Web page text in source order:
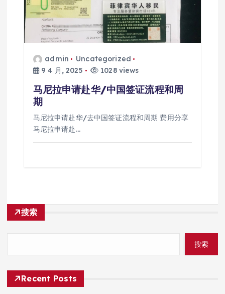
admin
Uncategorized
9 4 月, 2025
1028 views
马尼拉申请赴华/中国签证流程和周
期
马尼拉申请赴华/去中国签证流程和周期 费用分享
马尼拉申请赴…
搜索
搜索
Recent Posts